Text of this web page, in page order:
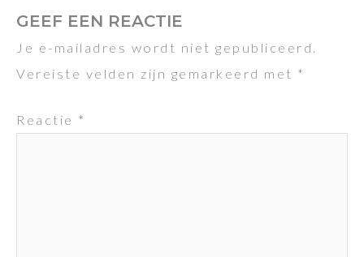
GEEF EEN REACTIE
Je e-mailadres wordt niet gepubliceerd.
Vereiste velden zijn gemarkeerd met *
Reactie *